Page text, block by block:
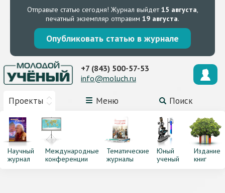
Отправьте статью сегодня! Журнал выйдет15 августа,
печатный экземпляр отправим 19 августа.
Опубликовать статью в журнале
Проекты Меню Поиск
+7 (843) 500-57-53
info@moluch.ru
Научный
журнал
Международные
конференции
Тематические
журналы
Юный
ученый
Издание
книг